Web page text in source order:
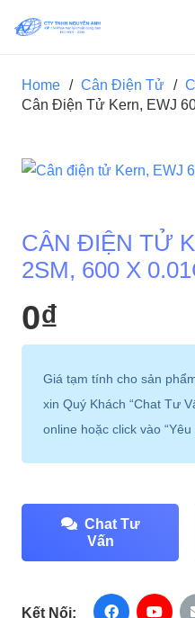
Home / Cân Điện Tử /
Cân Điện Tử Kern, EWJ
CÂN ĐIỆN TỬ
2SM, 600 X
0₫
Giá tạm tính cho sản
xin Quý Khách “Chat Tư
online hoặc click vào
Chat Tư
Vấn
Kết Nối: